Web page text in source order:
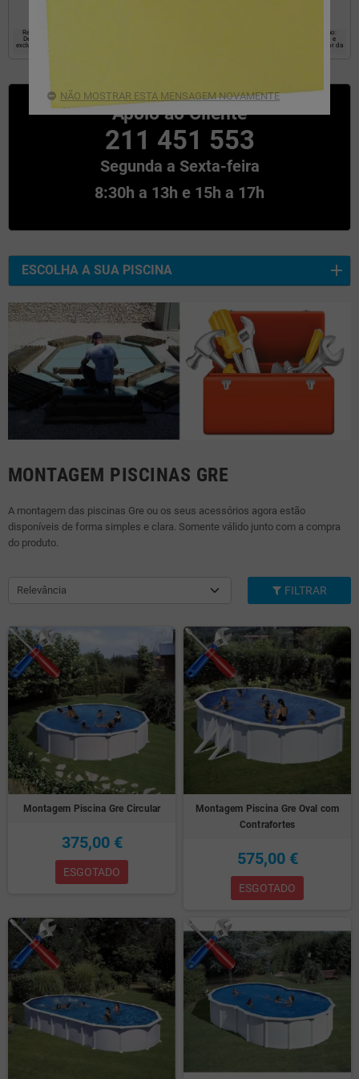
Responsável: EYAROC COMPANY SL, Objetivo: estabelecer uma relação comercial com o usuário. Legitimação:
Destinatários do Consentimento: Os dados não serão comunicados a terceiros, Direitos: Acesso, retificação e
exclusão de dados, bem como outros direitos, conforme explicado nas informações adicionais na parte inferior da
Apoio ao Cliente
211 451 553
Segunda a Sexta-feira
8:30h a 13h e 15h a 17h
ESCOLHA A SUA PISCINA
MONTAGEM PISCINAS GRE
A montagem das piscinas Gre ou os seus acessórios agora estão
disponíveis de forma simples e clara. Somente válido junto com a compra
do produto.
Relevância FILTRAR
Montagem Piscina Gre Circular
375,00 €
ESGOTADO
Montagem Piscina Gre Oval com
Contrafortes
575,00 €
ESGOTADO
NÃO MOSTRAR ESTA MENSAGEM NOVAMENTE